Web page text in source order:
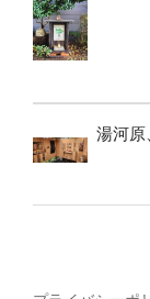
湯河原